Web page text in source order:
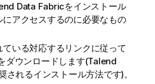
Data Fabricをインストール
にアクセスするのに必要なもの
ている対応するリンクに従って
ダウンロードします(Talend
されるインストール方法です)。